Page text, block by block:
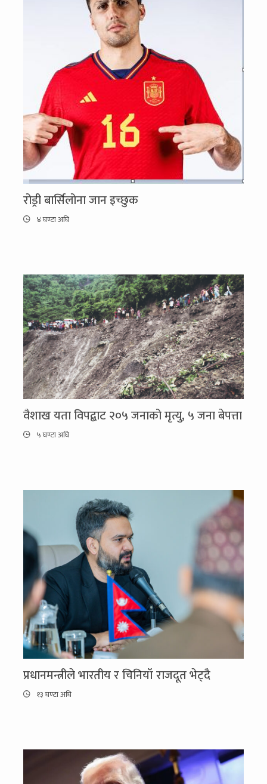
रोड्री बार्सिलोना जान इच्छुक
४ घण्टा अघि
वैशाख यता विपद्बाट २०५ जनाको मृत्यु, ५ जना बेपत्ता
५ घण्टा अघि
प्रधानमन्त्रीले भारतीय र चिनियाँ राजदूत भेट्दै
१३ घण्टा अघि